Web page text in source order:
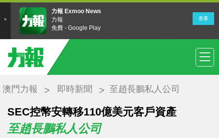
澳門力報 即時新聞 至趙長鵬私人公司
SEC控幣安轉移110億美元客戶資產
至趙長鵬私人公司